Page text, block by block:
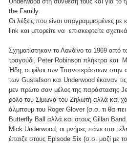
the Family.
Οι λέξεις που είναι υπογραμμισμένες
link και μπορείτε να επισκεφτείτε
Σχηματίστηκαν το Λονδίνο το 1969 από
τραγούδι, Peter Robinson πλήκτρα και
Ήδη, οι φίλοι των Τιτανοτεράστιων
των Gustafson και Underwood έκαναν
μεν πρώτο σαν μέλος της παράστασης
ρόλο του Σίμωνα του Ζηλωτή αλλά και
άλμπουμ του Roger Glover (σ.σ. τι θα πει
Butterfly Ball αλλά και στους Gillan
Mick Underwood, οι μνήμες πάνε στα
έπαιζε στους Episode Six (σ.σ. μαζί με